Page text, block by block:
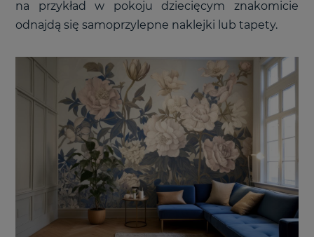
na przykład w pokoju dziecięcym znakomicie
odnajdą się samoprzylepne naklejki lub tapety.